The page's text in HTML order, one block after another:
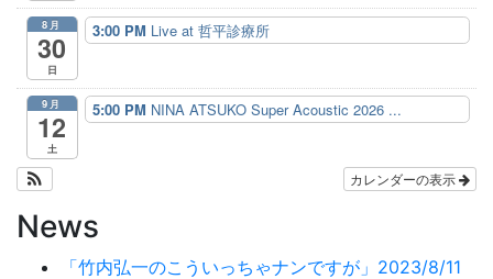
8月
30
日
3:00 PM Live at 哲平診療所
9月
12
土
5:00 PM NINA ATSUKO Super Acoustic 2026 ...
カレンダーの表示
News
「竹内弘一のこういっちゃナンですが」2023/8/11